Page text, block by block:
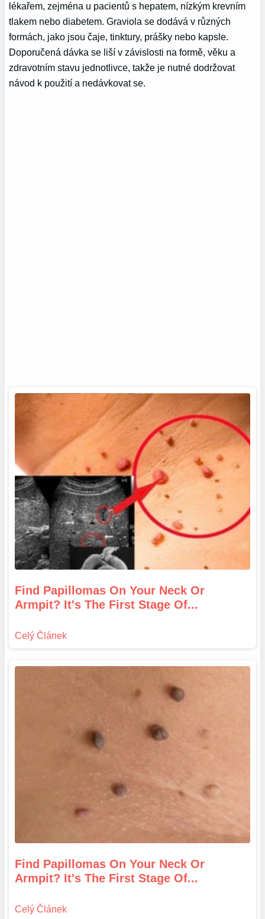
lékařem, zejména u pacientů s hepatem, nízkým krevním
tlakem nebo diabetem. Graviola se dodává v různých
formách, jako jsou čaje, tinktury, prášky nebo kapsle.
Doporučená dávka se liší v závislosti na formě, věku a
zdravotním stavu jednotlivce, takže je nutné dodržovat
návod k použití a nedávkovat se.
Find Papillomas On Your Neck Or
Armpit? It's The First Stage Of...
Find Papillomas On Your Neck Or
Armpit? It's The First Stage Of...